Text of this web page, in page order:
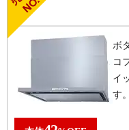
ボ
コ
イ
す。